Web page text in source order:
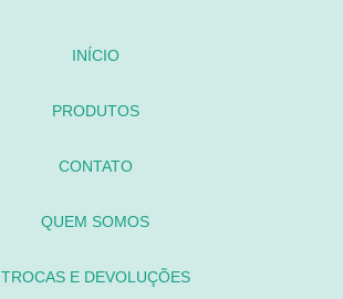
INÍCIO
PRODUTOS
CONTATO
QUEM SOMOS
TROCAS E DEVOLUÇÕES